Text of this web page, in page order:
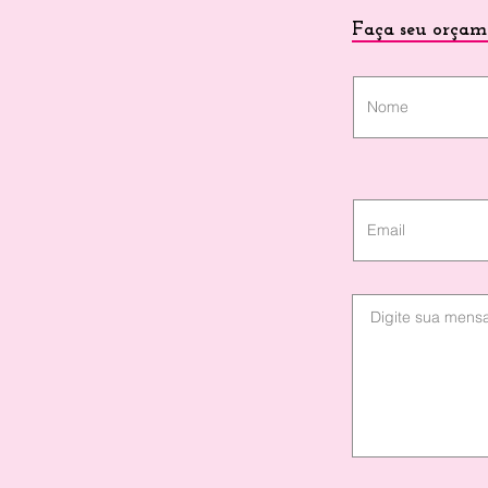
Faça seu